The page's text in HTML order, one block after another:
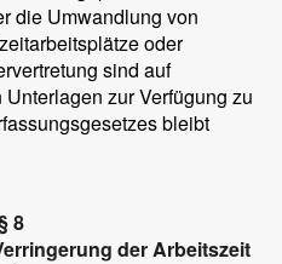
die Umwandlung von
oder
sind auf
zur Verfügung zu
bleibt
8
der Arbeitszeit